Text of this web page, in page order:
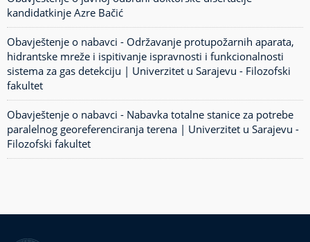
kandidatkinje Azre Bačić
Obavještenje o nabavci - Održavanje protupožarnih aparata,
hidrantske mreže i ispitivanje ispravnosti i funkcionalnosti
sistema za gas detekciju | Univerzitet u Sarajevu - Filozofski
fakultet
Obavještenje o nabavci - Nabavka totalne stanice za potrebe
paralelnog georeferenciranja terena | Univerzitet u Sarajevu -
Filozofski fakultet